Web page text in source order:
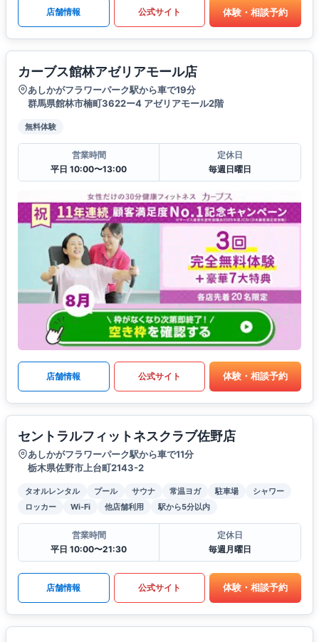
店舗情報 公式サイト 体験・相談予約
カーブス館林アゼリアモール店
あしかがフラワーパーク駅から車で19分
群馬県館林市楠町3622ー4 アゼリアモール2階
無料体験
営業時間
平日 10:00〜13:00
定休日
毎週日曜日
店舗情報 公式サイト 体験・相談予約
セントラルフィットネスクラブ佐野店
あしかがフラワーパーク駅から車で11分
栃木県佐野市上台町2143-2
タオルレンタル プール サウナ 常温ヨガ 駐車場
シャワー
ロッカー
Wi-Fi 他店舗利用 駅から5分以内
営業時間
平日 10:00〜21:30
定休日
毎週月曜日
店舗情報 公式サイト 体験・相談予約